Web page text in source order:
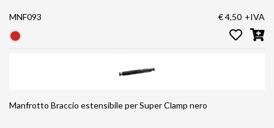
MNF093 € 4,50 +IVA
Manfrotto Braccio estensibile per Super Clamp nero